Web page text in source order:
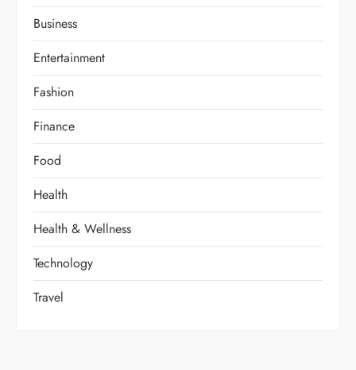
Business
Entertainment
Fashion
Finance
Food
Health
Health & Wellness
Technology
Travel